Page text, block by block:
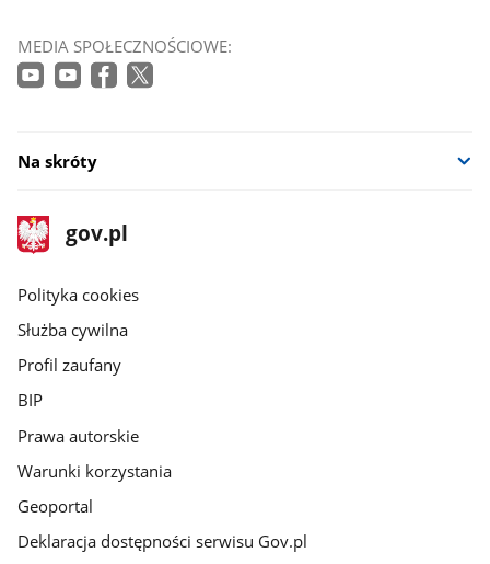
MEDIA SPOŁECZNOŚCIOWE:
Na skróty
stopka
gov.pl
Strona
gov.pl
gov.pl
Polityka cookies
Służba cywilna
Profil zaufany
BIP
Prawa autorskie
Warunki korzystania
Geoportal
Deklaracja dostępności serwisu Gov.pl